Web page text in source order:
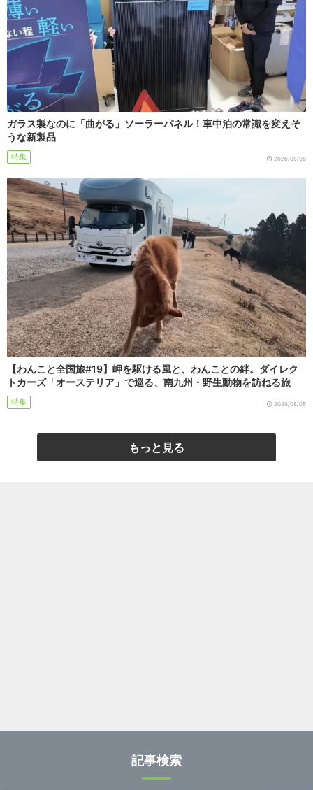
ガラス製なのに「曲がる」ソーラーパネル！車中泊の常識を変えそ
うな新製品
特集 2026/08/06
【わんこと全国旅#19】岬を駆ける風と、わんことの絆。ダイレク
トカーズ「オーステリア」で巡る、南九州・野生動物を訪ねる旅
特集 2026/08/05
もっと見る
記事検索